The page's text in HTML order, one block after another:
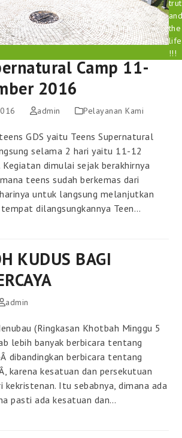
Camp 11-
2016
admin Pelayanan Kami
GDS yaitu Teens Supernatural
selama 2 hari yaitu 11-12
dimulai sejak berakhirnya
teens sudah berkemas dari
untuk langsung melanjutkan
dilangsungkannya Teen…
KUDUS BAGI
admin
(Ringkasan Khotbah Minggu 5
lebih banyak berbicara tentang
dibandingkan berbicara tentang
karena kesatuan dan persekutuan
kekristenan. Itu sebabnya, dimana ada
pasti ada kesatuan dan…
the
life
!!!